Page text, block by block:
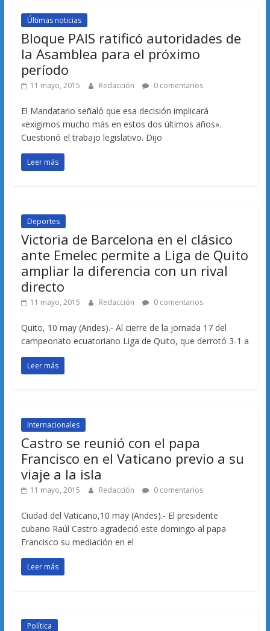
Últimas noticias
Bloque PAIS ratificó autoridades de
la Asamblea para el próximo
período
11 mayo, 2015 Redacción 0 comentarios
El Mandatario señaló que esa decisión implicará
«exigirnos mucho más en estos dos últimos años».
Cuestionó el trabajo legislativo. Dijo
Leer más
Deportes
Victoria de Barcelona en el clásico
ante Emelec permite a Liga de Quito
ampliar la diferencia con un rival
directo
11 mayo, 2015 Redacción 0 comentarios
Quito, 10 may (Andes).- Al cierre de la jornada 17 del
campeonato ecuatoriano Liga de Quito, que derrotó 3-1 a
Leer más
Internacionales
Castro se reunió con el papa
Francisco en el Vaticano previo a su
viaje a la isla
11 mayo, 2015 Redacción 0 comentarios
Ciudad del Vaticano,10 may (Andes).- El presidente
cubano Raúl Castro agradeció este domingo al papa
Francisco su mediación en el
Leer más
Política